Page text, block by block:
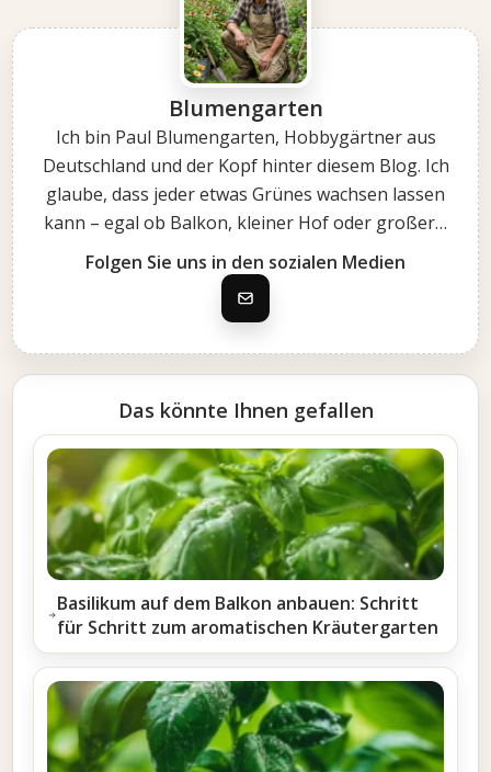
Blumengarten
Ich bin Paul Blumengarten, Hobbygärtner aus
Deutschland und der Kopf hinter diesem Blog. Ich
glaube, dass jeder etwas Grünes wachsen lassen
kann – egal ob Balkon, kleiner Hof oder großer…
Folgen Sie uns in den sozialen Medien
Das könnte Ihnen gefallen
Basilikum auf dem Balkon anbauen: Schritt
für Schritt zum aromatischen Kräutergarten